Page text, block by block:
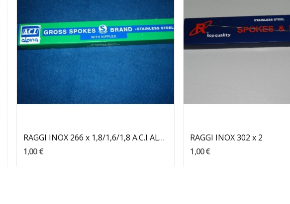
Aggiungi Al Carrello
RAGGI INOX 266 x 1,8/1,6/1,8 A.C.I ALPINA
1,00 €
Aggiungi Al Carrello
RAGGI INOX 302 x 2
1,00 €